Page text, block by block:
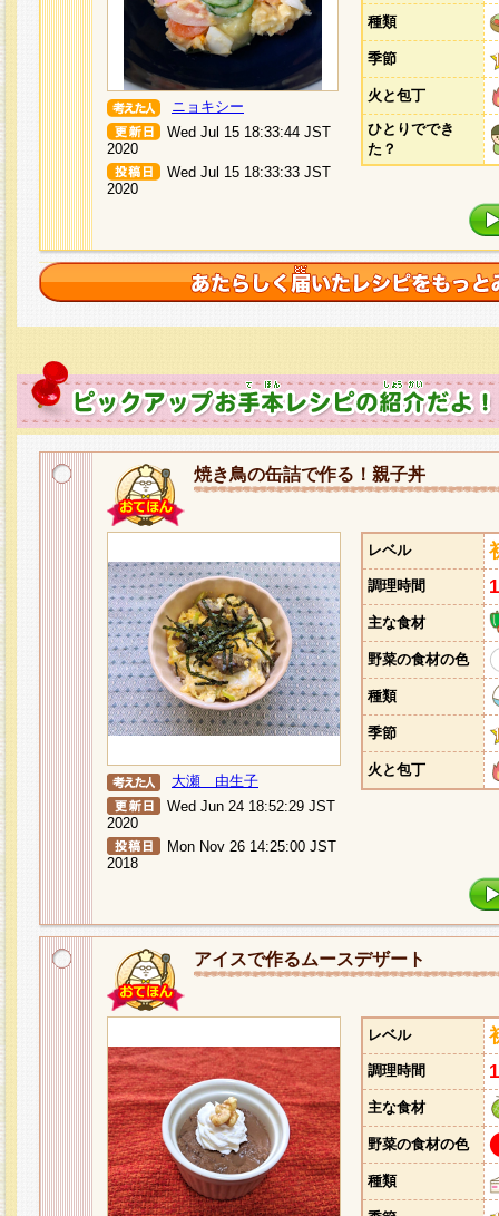
ニョキシー
Wed Jul 15 18:33:44 JST
2020
Wed Jul 15 18:33:33 JST
2020
種類
季節
火と包丁
ひとりででき
た？
焼き鳥の缶詰で作る！親子丼
大瀬 由生子
Wed Jun 24 18:52:29 JST
2020
Mon Nov 26 14:25:00 JST
2018
レベル
調理時間
主な食材
野菜の食材の色
種類
季節
火と包丁
アイスで作るムースデザート
レベル
調理時間
主な食材
野菜の食材の色
種類